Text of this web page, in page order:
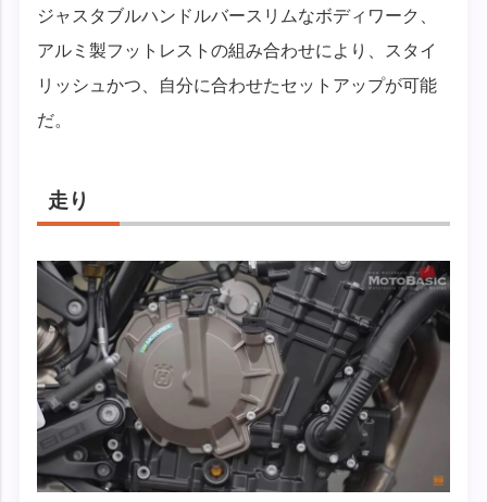
ジャスタブルハンドルバースリムなボディワーク、
アルミ製フットレストの組み合わせにより、スタイ
リッシュかつ、自分に合わせたセットアップが可能
だ。
走り